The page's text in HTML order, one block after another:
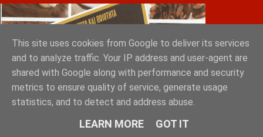
This site uses cookies from Google to deliver its services
and to analyze traffic. Your IP address and user-agent are
shared with Google along with performance and security
metrics to ensure quality of service, generate usage
statistics, and to detect and address abuse.
LEARN MORE GOT IT